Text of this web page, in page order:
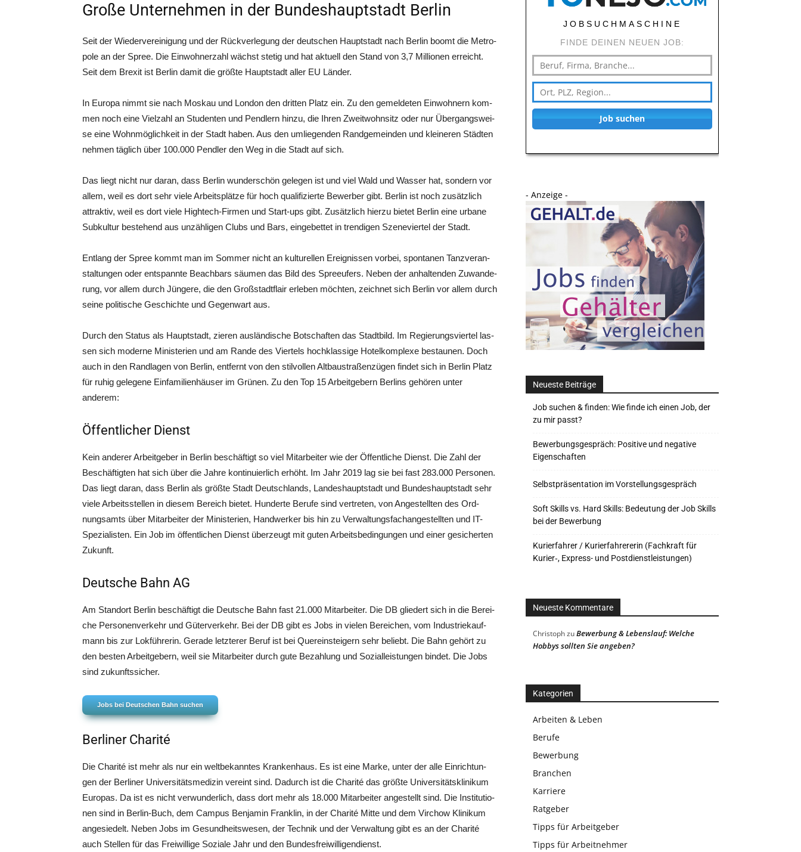
Große Unternehmen in der Bundeshauptstadt Berlin
Seit der Wie­der­ver­ei­ni­gung und der Rück­ver­le­gung der deut­schen Haupt­stadt nach Ber­lin boomt die Metro­
po­le an der Spree. Die Ein­woh­ner­zahl wächst ste­tig und hat aktu­ell den Stand von 3,7 Mil­lio­nen erreicht.
Seit dem Brexit ist Ber­lin damit die größ­te Haupt­stadt aller EU Länder.
In Euro­pa nimmt sie nach Mos­kau und Lon­don den drit­ten Platz ein. Zu den gemel­de­ten Ein­woh­nern kom­
men noch eine Viel­zahl an Stu­den­ten und Pend­lern hin­zu, die Ihren Zweit­wohn­sitz oder nur Über­gangs­wei­
se eine Wohn­mög­lich­keit in der Stadt haben. Aus den umlie­gen­den Rand­ge­mein­den und klei­ne­ren Städ­ten
neh­men täg­lich über 100.000 Pend­ler den Weg in die Stadt auf sich.
Das liegt nicht nur dar­an, dass Ber­lin wun­der­schön gele­gen ist und viel Wald und Was­ser hat, son­dern vor
allem, weil es dort sehr vie­le Arbeits­plät­ze für hoch qua­li­fi­zier­te Bewer­ber gibt. Ber­lin ist noch zusätz­lich
attrak­tiv, weil es dort vie­le High­tech-Fir­men und Start-ups gibt. Zusätz­lich hier­zu bie­tet Ber­lin eine urba­ne
Sub­kul­tur bestehend aus unzäh­li­gen Clubs und Bars, ein­ge­bet­tet in tren­di­gen Sze­ne­vier­tel der Stadt.
Ent­lang der Spree kommt man im Som­mer nicht an kul­tu­rel­len Ereig­nis­sen vor­bei, spon­ta­nen Tanz­ver­an­
stal­tun­gen oder ent­spann­te Beach­bars säu­men das Bild des Spree­ufers. Neben der anhal­ten­den Zuwan­de­
rung, vor allem durch Jün­ge­re, die den Groß­stadt­flair erle­ben möch­ten, zeich­net sich Ber­lin vor allem durch
sei­ne poli­ti­sche Geschich­te und Gegen­wart aus.
Durch den Sta­tus als Haupt­stadt, zie­ren aus­län­di­sche Bot­schaf­ten das Stadt­bild. Im Regie­rungs­vier­tel las­
sen sich moder­ne Minis­te­ri­en und am Ran­de des Vier­tels hoch­klas­si­ge Hotel­kom­ple­xe bestau­nen. Doch
auch in den Rand­la­gen von Ber­lin, ent­fernt von den stil­vol­len Alt­bau­stra­ßen­zü­gen fin­det sich in Ber­lin Platz
für ruhig gele­ge­ne Ein­fa­mi­li­en­häu­ser im Grü­nen. Zu den Top 15 Arbeit­ge­bern Ber­lins gehö­ren unter
anderem:
Öffentlicher Dienst
Kein ande­rer Arbeit­ge­ber in Ber­lin beschäf­tigt so viel Mit­ar­bei­ter wie der Öffent­li­che Dienst. Die Zahl der
Beschäf­tig­ten hat sich über die Jah­re kon­ti­nu­ier­lich erhöht. Im Jahr 2019 lag sie bei fast 283.000 Per­so­nen.
Das liegt dar­an, dass Ber­lin als größ­te Stadt Deutsch­lands, Lan­des­haupt­stadt und Bun­des­haupt­stadt sehr
vie­le Arbeits­stel­len in die­sem Bereich bie­tet. Hun­der­te Beru­fe sind ver­tre­ten, von Ange­stell­ten des Ord­
nungs­amts über Mit­ar­bei­ter der Minis­te­ri­en, Hand­wer­ker bis hin zu Ver­wal­tungs­fach­an­ge­stell­ten und IT-
Spe­zia­lis­ten. Ein Job im öffent­li­chen Dienst über­zeugt mit guten Arbeits­be­din­gun­gen und einer gesi­cher­ten
Zukunft.
Deutsche Bahn AG
Am Stand­ort Ber­lin beschäf­tigt die Deut­sche Bahn fast 21.000 Mit­ar­bei­ter. Die DB glie­dert sich in die Berei­
che Per­so­nen­ver­kehr und Güter­ver­kehr. Bei der DB gibt es Jobs in vie­len Berei­chen, vom Indus­trie­kauf­
mann bis zur Lok­füh­re­rin. Gera­de letz­te­rer Beruf ist bei Quer­ein­stei­gern sehr beliebt. Die Bahn gehört zu
den bes­ten Arbeit­ge­bern, weil sie Mit­ar­bei­ter durch gute Bezah­lung und Sozi­al­leis­tun­gen bin­det. Die Jobs
sind zukunftssicher.
Jobs bei Deut­schen Bahn suchen
Berliner Charité
Die Cha­ri­té ist mehr als nur ein welt­be­kann­tes Kran­ken­haus. Es ist eine Mar­ke, unter der alle Ein­rich­tun­
gen der Ber­li­ner Uni­ver­si­täts­me­di­zin ver­eint sind. Dadurch ist die Cha­ri­té das größ­te Uni­ver­si­täts­kli­ni­kum
Euro­pas. Da ist es nicht ver­wun­der­lich, dass dort mehr als 18.000 Mit­ar­bei­ter ange­stellt sind. Die Insti­tu­tio­
nen sind in Ber­lin-Buch, dem Cam­pus Ben­ja­min Frank­lin, in der Cha­ri­té Mit­te und dem Virch­ow Kli­ni­kum
ange­sie­delt. Neben Jobs im Gesund­heits­we­sen, der Tech­nik und der Ver­wal­tung gibt es an der Cha­ri­té
auch Stel­len für das Frei­wil­li­ge Sozia­le Jahr und den Bundesfreiwilligendienst.
JOBSUCHMASCHINE
FINDE DEINEN NEUEN JOB:
Job suchen
- Anzeige -
Neueste Beiträge
Job suchen & finden: Wie finde ich einen Job, der
zu mir passt?
Bewerbungsgespräch: Positive und negative
Eigenschaften
Selbstpräsentation im Vorstellungsgespräch
Soft Skills vs. Hard Skills: Bedeutung der Job Skills
bei der Bewerbung
Kurierfahrer / Kurierfahrererin (Fachkraft für
Kurier‑, Express- und Postdienstleistungen)
Neueste Kommentare
ChristophzuBewerbung & Lebenslauf: Welche
Hobbys sollten Sie angeben?
Kategorien
Arbeiten & Leben
Berufe
Bewerbung
Branchen
Karriere
Ratgeber
Tipps für Arbeitgeber
Tipps für Arbeitnehmer